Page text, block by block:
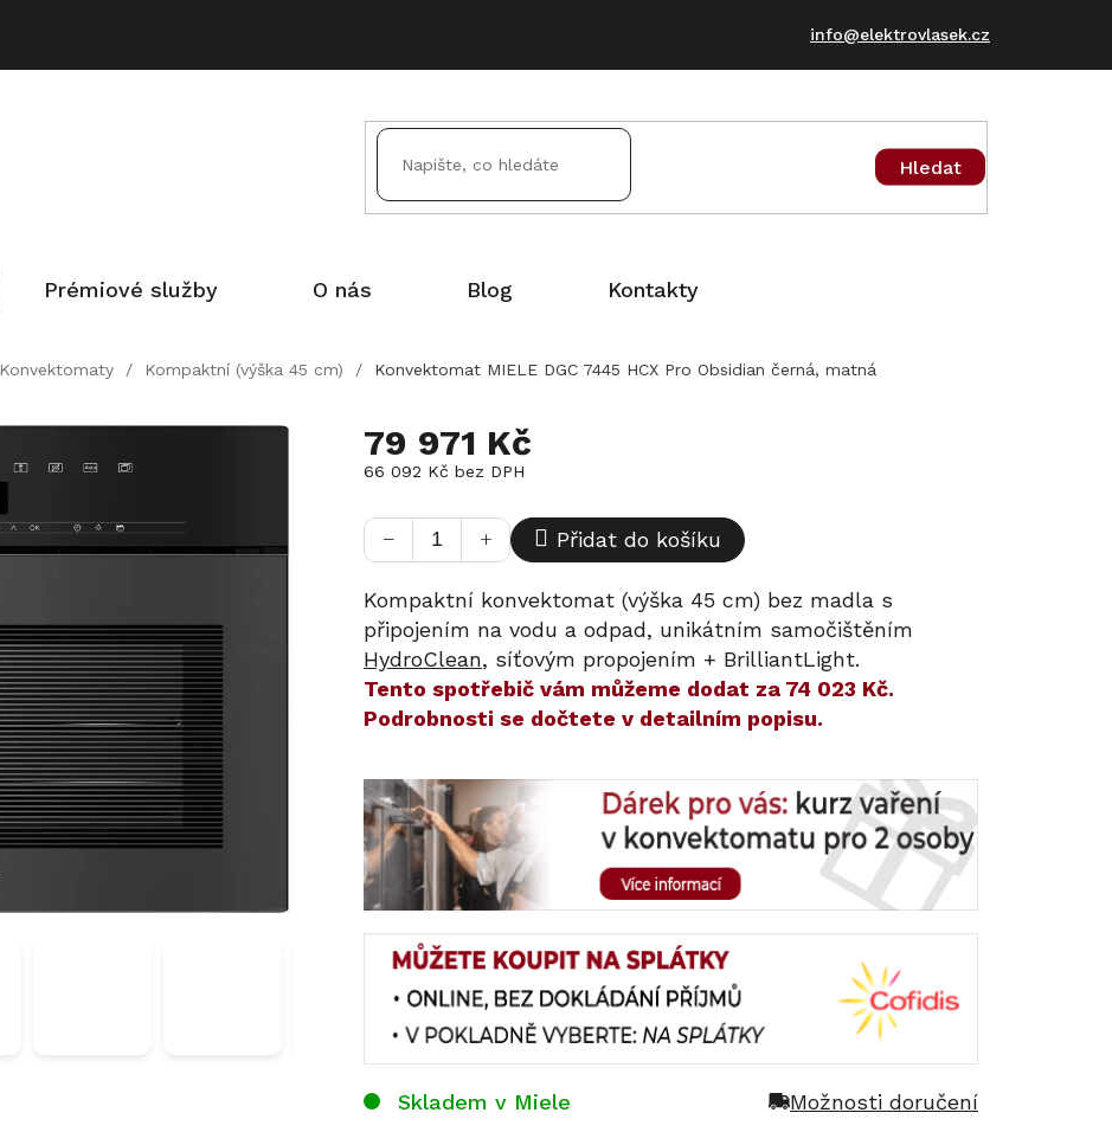
info@elektrovlasek.cz
Hledat
Prémiové služby O nás Blog Kontakty
Konvektomaty / Kompaktní (výška 45 cm) / Konvektomat MIELE DGC 7445 HCX Pro Obsidian černá, matná
79 971 Kč
66 092 Kč bez DPH
cena:
+
− Přidat do košíku
Kompaktní konvektomat (výška 45 cm) bez madla s
připojením na vodu a odpad, unikátním samočištěním
HydroClean, síťovým propojením + BrilliantLight.
​​Tento spotřebič vám můžeme dodat za 74 023 Kč.
Podrobnosti se dočtete v detailním popisu.
Skladem v Miele Možnosti doručení